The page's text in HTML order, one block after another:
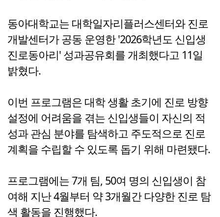
동아대학교는 대학일자리플러스센터와 진로
개발센터가 공동 운영한 '2026학년도 신입생
진로동아리' 성과공유회를 개최했다고 11일
밝혔다.
이번 프로그램은 대학 생활 초기에 진로 방향
설정에 어려움을 겪는 신입생들이 자신의 적
성과 관심 분야를 탐색하고 주도적으로 진로
계획을 수립할 수 있도록 돕기 위해 마련됐다.
프로그램에는 7개 팀, 50여 명의 신입생이 참
여해 지난 4월부터 약 3개월간 다양한 진로 탐
색 활동을 진행했다.